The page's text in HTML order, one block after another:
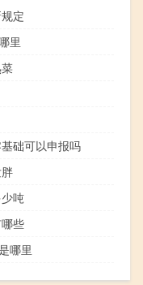
定
里
础可以申报吗
吨
些
哪里